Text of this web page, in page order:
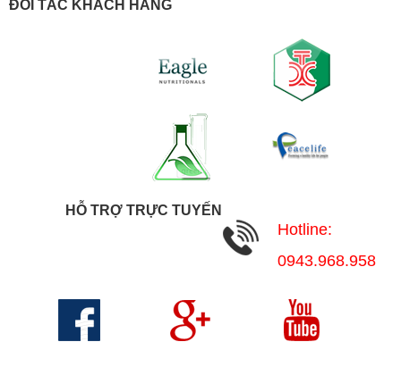
ĐỐI TÁC KHÁCH HÀNG
HỖ TRỢ TRỰC TUYẾN
Hotline:
0943.968.958